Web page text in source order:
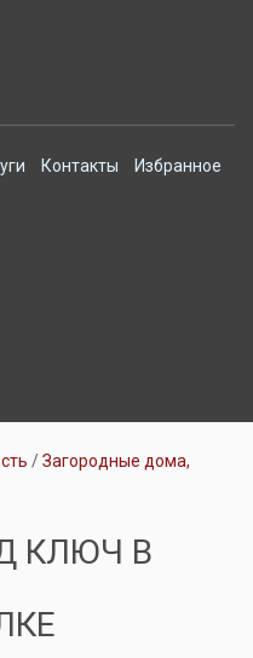
Контакты
Избранное
Загородные дома,
КЛЮЧ В